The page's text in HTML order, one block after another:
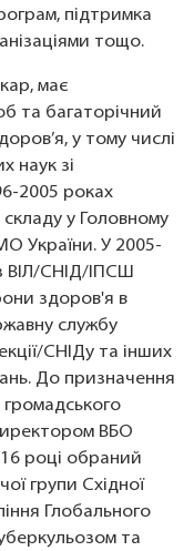
підтримка
тощо.
має
та багаторічний
у тому числі
наук зі
2005 роках
у Головному
МО України. У 2005-
ВІЛ/СНІД/ІПСШ
здоров'я в
​служб​у​
СНІДу та інших
До призначення
ВБО
році обраний
групи Східної
Глобального
та